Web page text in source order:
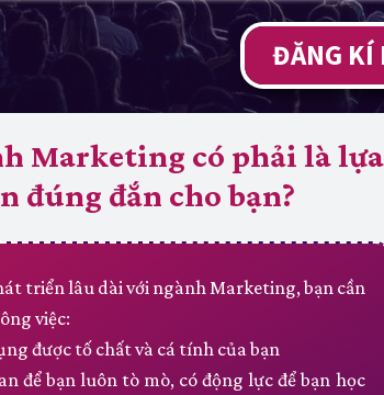
ĐĂNG KÍ
triển lâu dài với ngành Marketing, bạn cần
việc:
được tố chất và cá tính của bạn
để bạn luôn tò mò, có động lực để bạn học
Marketing có phải là lựa
đúng đắn cho bạn?